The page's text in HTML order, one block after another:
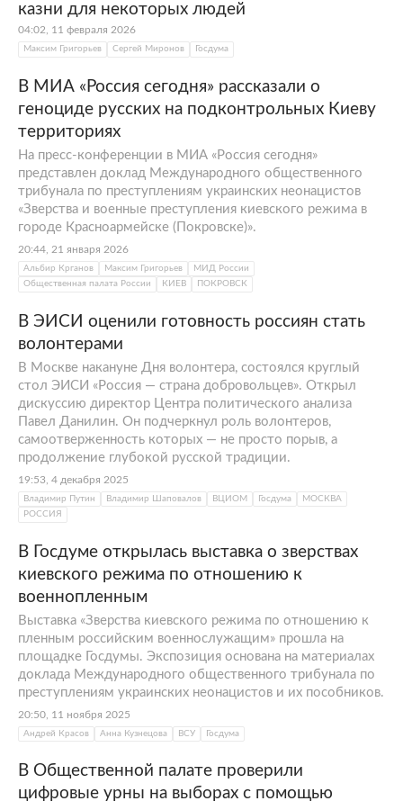
казни для некоторых людей
04:02, 11 февраля 2026
Максим Григорьев Сергей Миронов Госдума
В МИА «Россия сегодня» рассказали о
геноциде русских на подконтрольных Киеву
территориях
На пресс-конференции в МИА «Россия сегодня»
представлен доклад Международного общественного
трибунала по преступлениям украинских неонацистов
«Зверства и военные преступления киевского режима в
городе Красноармейске (Покровске)».
20:44, 21 января 2026
Альбир Крганов Максим Григорьев
МИД России
Общественная палата России
КИЕВ ПОКРОВСК
В ЭИСИ оценили готовность россиян стать
волонтерами
В Москве накануне Дня волонтера, состоялся круглый
стол ЭИСИ «Россия — страна добровольцев». Открыл
дискуссию директор Центра политического анализа
Павел Данилин. Он подчеркнул роль волонтеров,
самоотверженность которых — не просто порыв, а
продолжение глубокой русской традиции.
19:53, 4 декабря 2025
Владимир Путин Владимир Шаповалов ВЦИОМ Госдума
МОСКВА
РОССИЯ
В Госдуме открылась выставка о зверствах
киевского режима по отношению к
военнопленным
Выставка «Зверства киевского режима по отношению к
пленным российским военнослужащим» прошла на
площадке Госдумы. Экспозиция основана на материалах
доклада Международного общественного трибунала по
преступлениям украинских неонацистов и их пособников.
20:50, 11 ноября 2025
Андрей Красов Анна Кузнецова ВСУ Госдума
В Общественной палате проверили
цифровые урны на выборах с помощью